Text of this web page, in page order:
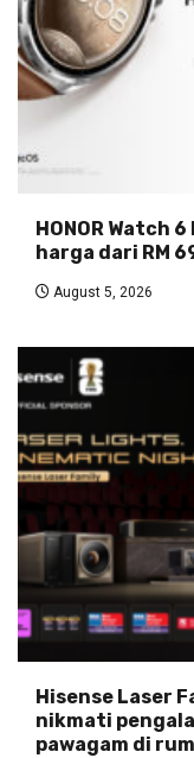
HONOR Watch
harga dari RM
August 5, 2026
Hisense Laser
nikmati
pawagam di